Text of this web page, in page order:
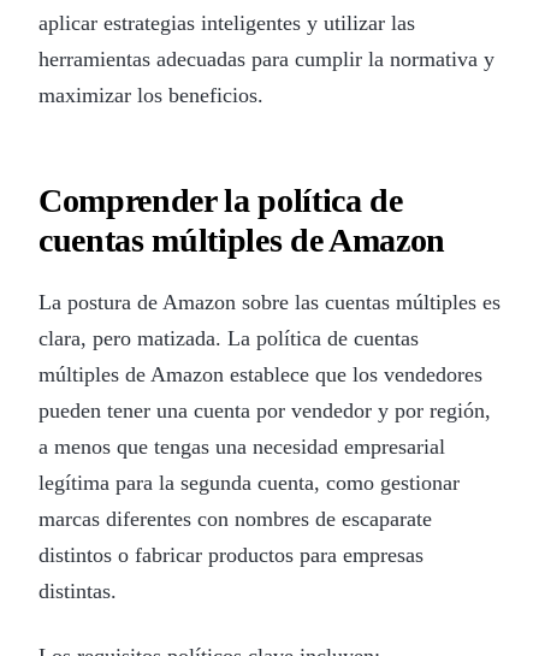
aplicar estrategias inteligentes y utilizar las
herramientas adecuadas para cumplir la normativa y
maximizar los beneficios.
Comprender la política de
cuentas múltiples de Amazon
La postura de Amazon sobre las cuentas múltiples es
clara, pero matizada. La política de cuentas
múltiples de Amazon establece que los vendedores
pueden tener una cuenta por vendedor y por región,
a menos que tengas una necesidad empresarial
legítima para la segunda cuenta, como gestionar
marcas diferentes con nombres de escaparate
distintos o fabricar productos para empresas
distintas.